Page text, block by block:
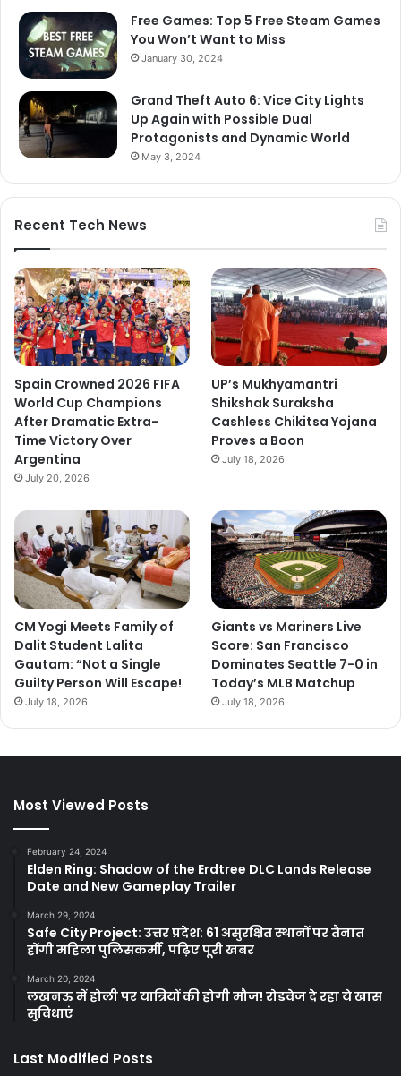
Free Games: Top 5 Free Steam Games
You Won’t Want to Miss
January 30, 2024
Grand Theft Auto 6: Vice City Lights
Up Again with Possible Dual
Protagonists and Dynamic World
May 3, 2024
Recent Tech News
Spain Crowned 2026 FIFA
World Cup Champions
After Dramatic Extra-
Time Victory Over
Argentina
July 20, 2026
UP’s Mukhyamantri
Shikshak Suraksha
Cashless Chikitsa Yojana
Proves a Boon
July 18, 2026
CM Yogi Meets Family of
Dalit Student Lalita
Gautam: “Not a Single
Guilty Person Will Escape!
July 18, 2026
Giants vs Mariners Live
Score: San Francisco
Dominates Seattle 7-0 in
Today’s MLB Matchup
July 18, 2026
Most Viewed Posts
February 24, 2024
Elden Ring: Shadow of the Erdtree DLC Lands Release
Date and New Gameplay Trailer
March 29, 2024
Safe City Project: उत्तर प्रदेश: 61 असुरक्षित स्थानों पर तैनात
होंगी महिला पुलिसकर्मी, पढ़िए पूरी खबर
March 20, 2024
लखनऊ में होली पर यात्रियों की होगी मौज! रोडवेज दे रहा ये खास
सुविधाएं
Last Modified Posts